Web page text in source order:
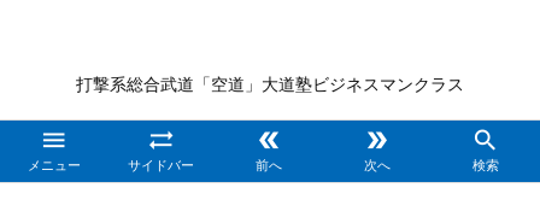
打撃系総合武道「空道」大道塾ビジネスマンクラス

メニュー

サイドバー

前へ

次へ

検索